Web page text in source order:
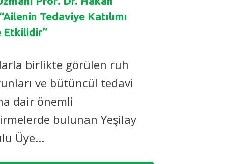
Tedaviye Katılımı
Etkilidir”
birlikte görülen ruh
ve bütüncül tedavi
dair önemli
bulunan Yeşilay
Üye...